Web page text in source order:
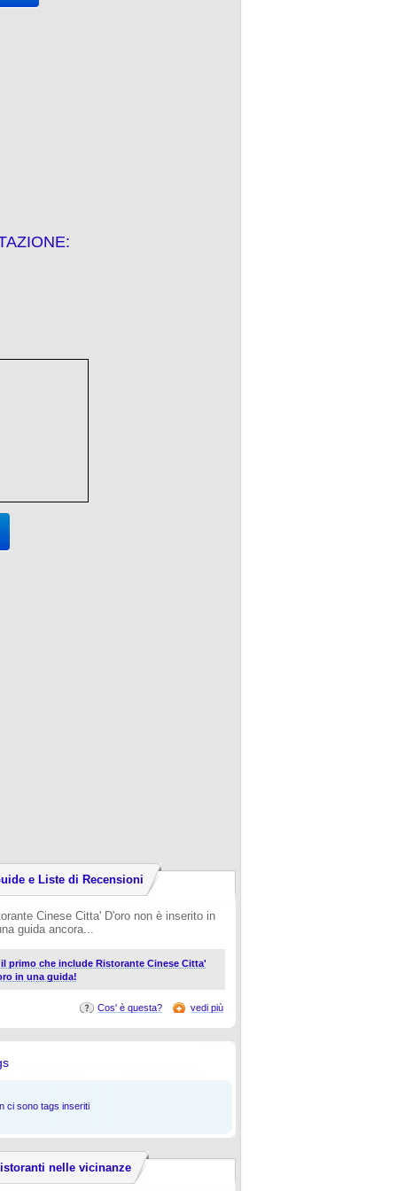
e Liste di Recensioni
Cinese Citta' D'oro non è inserito in
guida ancora...
primo che include Ristorante Cinese Citta'
in una guida!
Cos' è questa? vedi più
ci sono tags inseriti
nelle vicinanze